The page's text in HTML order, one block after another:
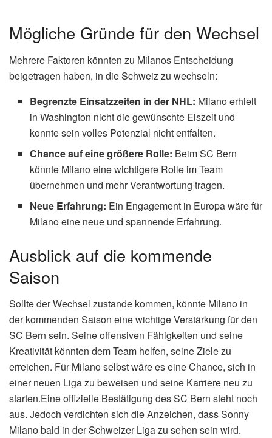
Mögliche Gründe für den Wechsel
Mehrere Faktoren könnten zu Milanos Entscheidung
beigetragen haben, in die Schweiz zu wechseln:
Begrenzte Einsatzzeiten in der NHL: Milano erhielt
in Washington nicht die gewünschte Eiszeit und
konnte sein volles Potenzial nicht entfalten.
Chance auf eine größere Rolle: Beim SC Bern
könnte Milano eine wichtigere Rolle im Team
übernehmen und mehr Verantwortung tragen.
Neue Erfahrung: Ein Engagement in Europa wäre für
Milano eine neue und spannende Erfahrung.
Ausblick auf die kommende
Saison
Sollte der Wechsel zustande kommen, könnte Milano in
der kommenden Saison eine wichtige Verstärkung für den
SC Bern sein. Seine offensiven Fähigkeiten und seine
Kreativität könnten dem Team helfen, seine Ziele zu
erreichen. Für Milano selbst wäre es eine Chance, sich in
einer neuen Liga zu beweisen und seine Karriere neu zu
starten.Eine offizielle Bestätigung des SC Bern steht noch
aus. Jedoch verdichten sich die Anzeichen, dass Sonny
Milano bald in der Schweizer Liga zu sehen sein wird.